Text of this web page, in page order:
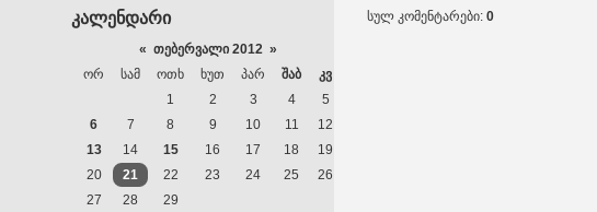
კალენდარი
« თებერვალი 2012 »
ᲝᲠ
ᲡᲐᲛ ᲝᲗᲮ ᲮᲣᲗ ᲞᲐᲠ ᲨᲐᲑ
ᲙᲕ
1
2 3 4
5
6
7 8 9 10 11
12
13
14 15 16 17 18
19
20
21 22 23 24 25
26
27
28 29
სულ კომენტარები: 0